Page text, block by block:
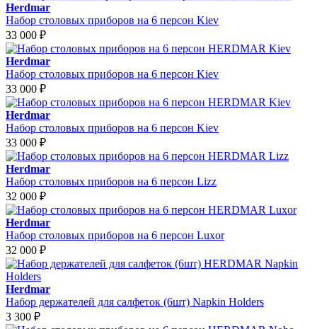
Herdmar
Набор столовых приборов на 6 персон Kiev
33 000 ₽
Herdmar
Набор столовых приборов на 6 персон Kiev
33 000 ₽
Herdmar
Набор столовых приборов на 6 персон Kiev
33 000 ₽
Herdmar
Набор столовых приборов на 6 персон Lizz
32 000 ₽
Herdmar
Набор столовых приборов на 6 персон Luxor
32 000 ₽
Herdmar
Набор держателей для салфеток (6шт) Napkin Holders
3 300 ₽